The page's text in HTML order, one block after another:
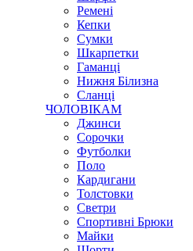
Ремені
Кепки
Сумки
Шкарпетки
Гаманці
Нижня Білизна
Сланці
ЧОЛОВІКАМ
Джинси
Сорочки
Футболки
Поло
Кардигани
Толстовки
Светри
Спортивні Брюки
Майки